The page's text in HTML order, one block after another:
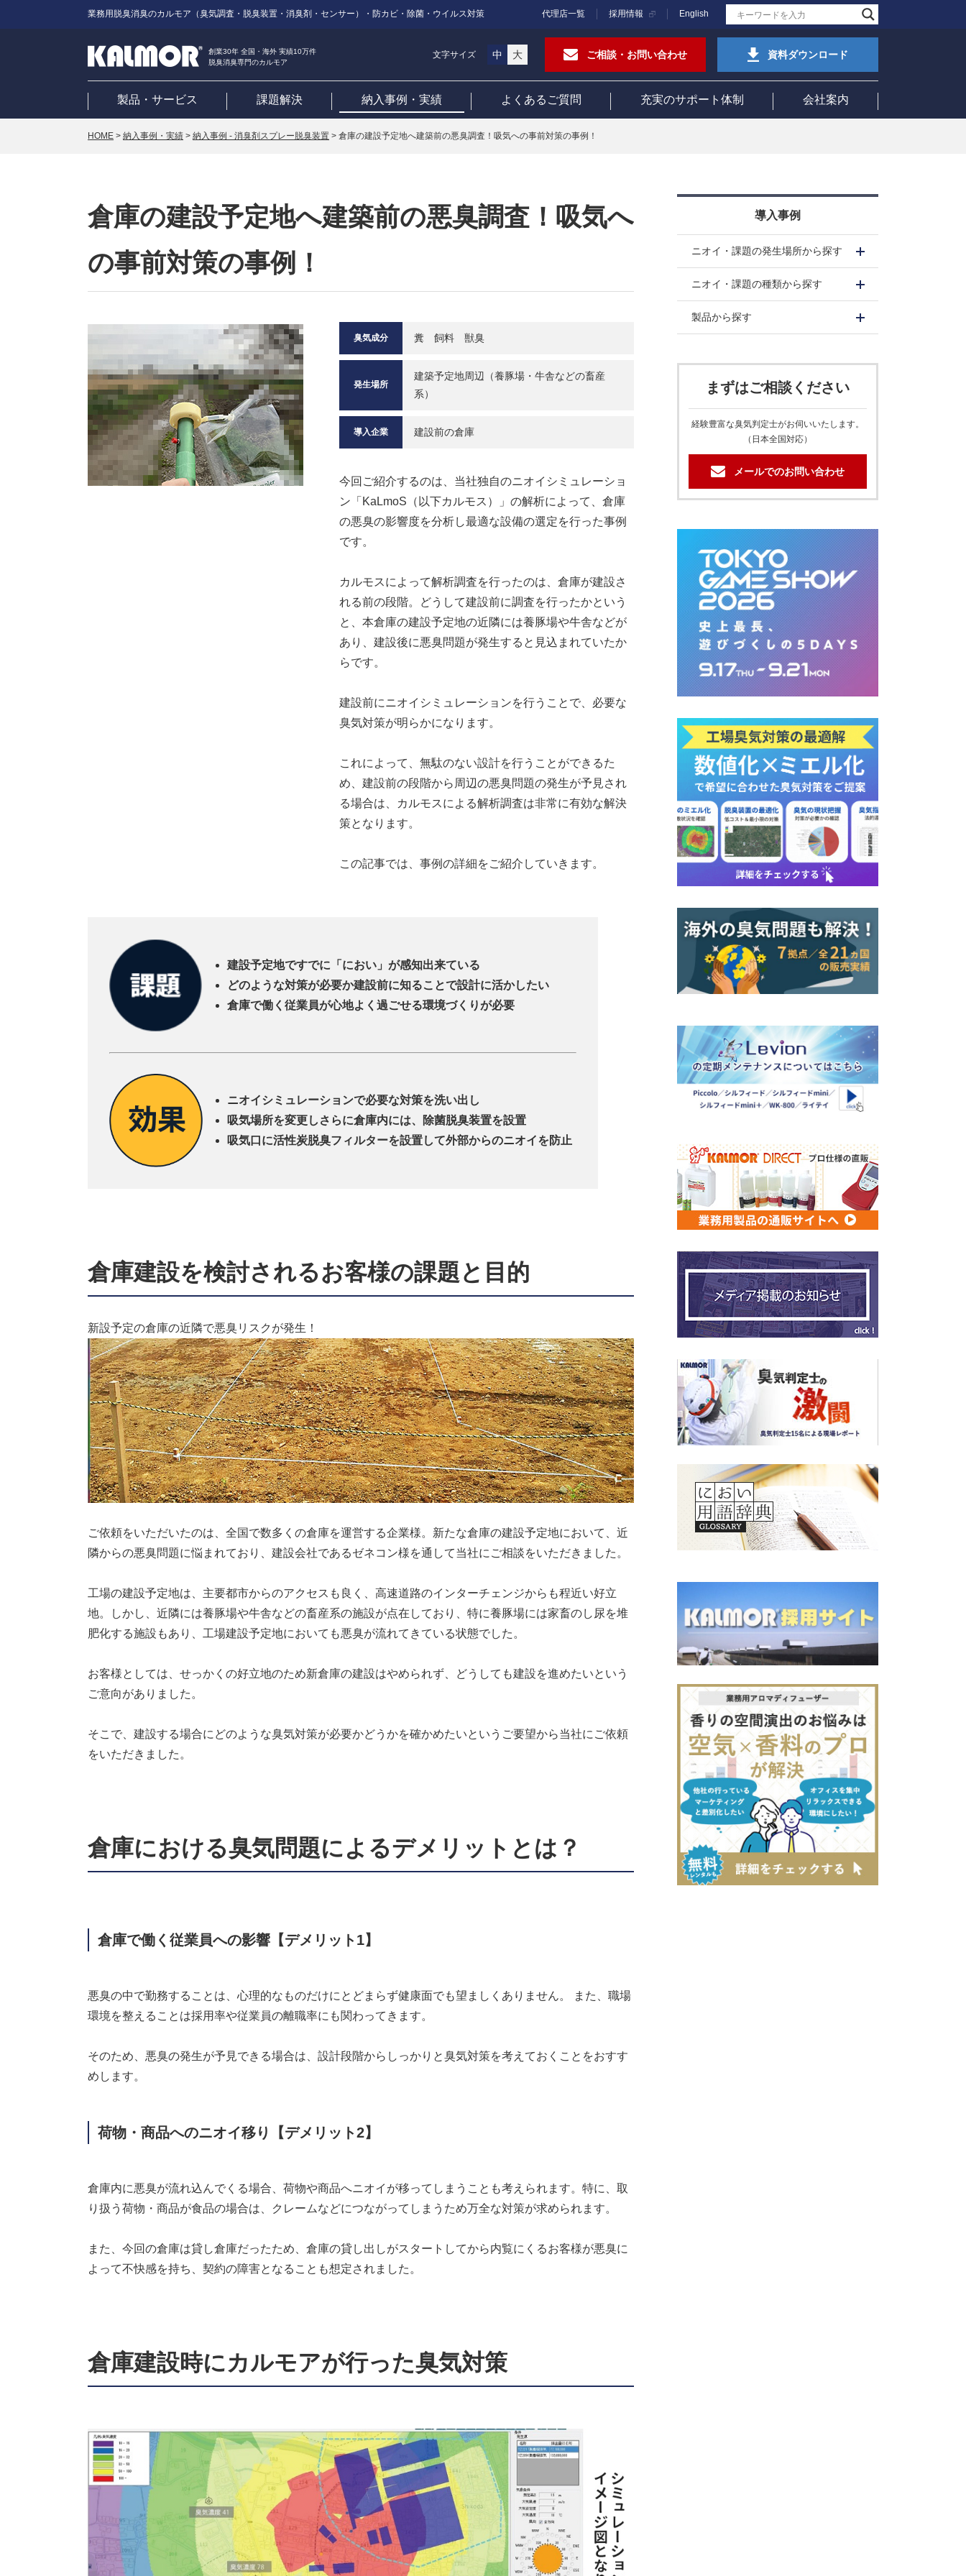
業務用脱臭消臭のカルモア（臭気調査・脱臭装置・消臭剤・センサー）・防カビ・除菌・ウイルス対策 代理店一覧 採用情報 English
創業30年 全国・海外 実績10万件
脱臭消臭専門のカルモア
文字サイズ 中 大 ご相談・お問い合わせ 資料ダウンロード
製品・サービス 課題解決 納入事例・実績 よくあるご質問 充実のサポート体制 会社案内
HOME > 納入事例・実績 > 納入事例 - 消臭剤スプレー脱臭装置 > 倉庫の建設予定地へ建築前の悪臭調査！吸気への事前対策の事例！
倉庫の建設予定地へ建築前の悪臭調査！吸気へ
の事前対策の事例！
臭気成分 糞 飼料 獣臭
発生場所
建築予定地周辺（養豚場・牛舎などの畜産
系）
導入企業 建設前の倉庫
今回ご紹介するのは、当社独自のニオイシミュレーショ
ン「KaLmoS（以下カルモス）」の解析によって、倉庫
の悪臭の影響度を分析し最適な設備の選定を行った事例
です。
カルモスによって解析調査を行ったのは、倉庫が建設さ
れる前の段階。どうして建設前に調査を行ったかという
と、本倉庫の建設予定地の近隣には養豚場や牛舎などが
あり、建設後に悪臭問題が発生すると見込まれていたか
らです。
建設前にニオイシミュレーションを行うことで、必要な
臭気対策が明らかになります。
これによって、無駄のない設計を行うことができるた
め、建設前の段階から周辺の悪臭問題の発生が予見され
る場合は、カルモスによる解析調査は非常に有効な解決
策となります。
この記事では、事例の詳細をご紹介していきます。
建設予定地ですでに「におい」が感知出来ている
どのような対策が必要か建設前に知ることで設計に活かしたい
倉庫で働く従業員が心地よく過ごせる環境づくりが必要
ニオイシミュレーションで必要な対策を洗い出し
吸気場所を変更しさらに倉庫内には、除菌脱臭装置を設置
吸気口に活性炭脱臭フィルターを設置して外部からのニオイを防止
倉庫建設を検討されるお客様の課題と目的
新設予定の倉庫の近隣で悪臭リスクが発生！
ご依頼をいただいたのは、全国で数多くの倉庫を運営する企業様。新たな倉庫の建設予定地において、近
隣からの悪臭問題に悩まれており、建設会社であるゼネコン様を通して当社にご相談をいただきました。
工場の建設予定地は、主要都市からのアクセスも良く、高速道路のインターチェンジからも程近い好立
地。しかし、近隣には養豚場や牛舎などの畜産系の施設が点在しており、特に養豚場には家畜のし尿を堆
肥化する施設もあり、工場建設予定地においても悪臭が流れてきている状態でした。
お客様としては、せっかくの好立地のため新倉庫の建設はやめられず、どうしても建設を進めたいという
ご意向がありました。
そこで、建設する場合にどのような臭気対策が必要かどうかを確かめたいというご要望から当社にご依頼
をいただきました。
倉庫における臭気問題によるデメリットとは？
倉庫で働く従業員への影響【デメリット1】
悪臭の中で勤務することは、心理的なものだけにとどまらず健康面でも望ましくありません。 また、職場
環境を整えることは採用率や従業員の離職率にも関わってきます。
そのため、悪臭の発生が予見できる場合は、設計段階からしっかりと臭気対策を考えておくことをおすす
めします。
荷物・商品へのニオイ移り【デメリット2】
倉庫内に悪臭が流れ込んでくる場合、荷物や商品へニオイが移ってしまうことも考えられます。特に、取
り扱う荷物・商品が食品の場合は、クレームなどにつながってしまうため万全な対策が求められます。
また、今回の倉庫は貸し倉庫だったため、倉庫の貸し出しがスタートしてから内覧にくるお客様が悪臭に
よって不快感を持ち、契約の障害となることも想定されました。
倉庫建設時にカルモアが行った臭気対策
導入事例
ニオイ・課題の発生場所から探す
ニオイ・課題の種類から探す
製品から探す
まずはご相談ください
経験豊富な臭気判定士がお伺いいたします。
（日本全国対応）
メールでのお問い合わせ